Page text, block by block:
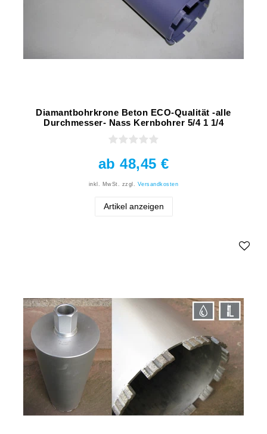
Diamantbohrkrone Beton ECO-Qualität -alle
Durchmesser- Nass Kernbohrer 5/4 1 1/4
ab 48,45 €
inkl. MwSt. zzgl. Versandkosten
Artikel anzeigen